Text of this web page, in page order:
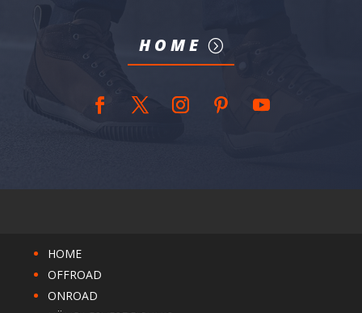
HOME
HOME
OFFROAD
ONROAD